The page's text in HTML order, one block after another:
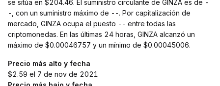
se sitúa en $204.46. El suministro circulante de GINZA es de -
-, con un suministro máximo de --. Por capitalización de
mercado, GINZA ocupa el puesto -- entre todas las
criptomonedas. En las últimas 24 horas, GINZA alcanzó un
máximo de $0.00046757 y un mínimo de $0.00045006.
Precio más alto y fecha
$2.59 el 7 de nov de 2021